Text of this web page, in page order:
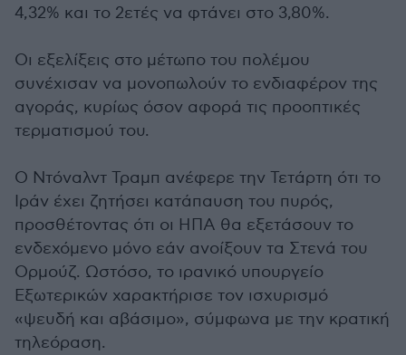
4,32% και το 2ετές να φτάνει στο 3,80%.
Οι εξελίξεις στο μέτωπο του πολέμου
συνέχισαν να μονοπωλούν το ενδιαφέρον της
αγοράς, κυρίως όσον αφορά τις προοπτικές
τερματισμού του.
Ο Ντόναλντ Τραμπ ανέφερε την Τετάρτη ότι το
Ιράν έχει ζητήσει κατάπαυση του πυρός,
προσθέτοντας ότι οι ΗΠΑ θα εξετάσουν το
ενδεχόμενο μόνο εάν ανοίξουν τα Στενά του
Ορμούζ. Ωστόσο, το ιρανικό υπουργείο
Εξωτερικών χαρακτήρισε τον ισχυρισμό
«ψευδή και αβάσιμο», σύμφωνα με την κρατική
τηλεόραση.